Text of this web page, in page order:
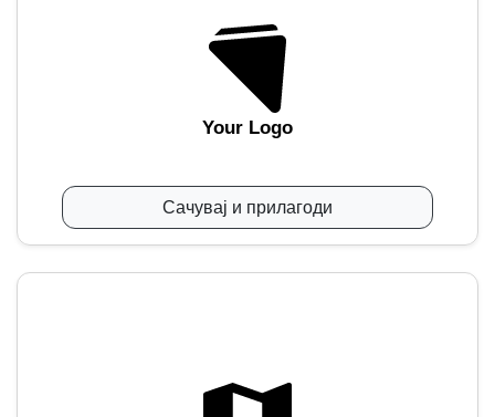
Your Logo
Сачувај и прилагоди